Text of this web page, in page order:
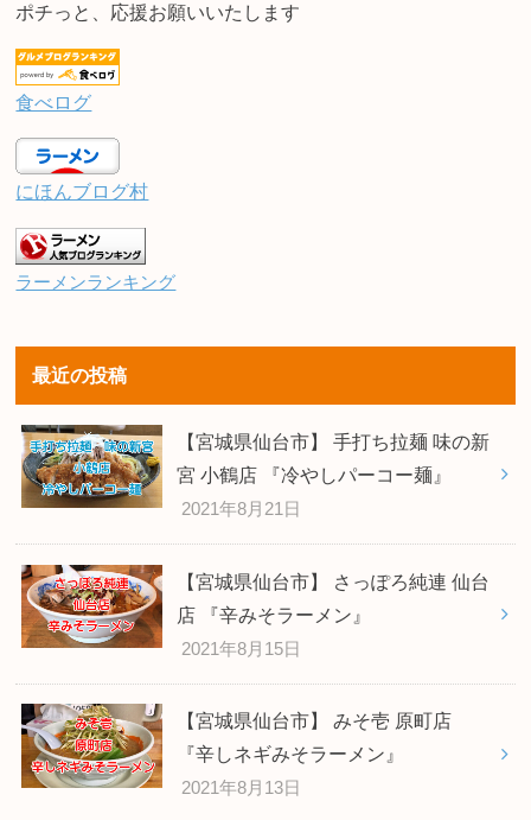
ポチっと、応援お願いいたします
食べログ
にほんブログ村
ラーメンランキング
最近の投稿
【宮城県仙台市】 手打ち拉麺 味の新
宮 小鶴店 『冷やしパーコー麺』
2021年8月21日
【宮城県仙台市】 さっぽろ純連 仙台
店 『辛みそラーメン』
2021年8月15日
【宮城県仙台市】 みそ壱 原町店
『辛しネギみそラーメン』
2021年8月13日